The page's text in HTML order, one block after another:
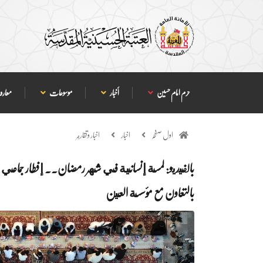
حرم امام حسین أخبار موسوعات
اول صفحہ اخبار اخبار وتقارير
بالفيديو: لمسة إنسانية في شهر رمضان.. إفطار
بالتعاون مع مؤسسة العين